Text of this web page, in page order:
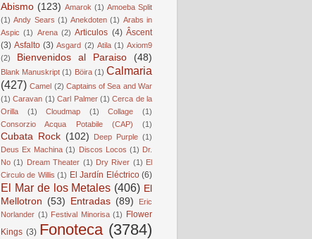
Abismo (123) Amarok (1) Amoeba Split
(1) Andy Sears (1) Anekdoten (1) Arabs in
Aspic (1) Arena (2) Articulos (4) Âscent
(3) Asfalto (3) Asgard (2) Atila (1) Axiom9
(2)
Bienvenidos al Paraiso (48)
Blank Manuskript (1) Böira (1) Calmaria
(427) Camel (2) Captains of Sea and War
(1) Caravan (1) Carl Palmer (1) Cerca de la
Orilla
(1) Cloudmap (1) Collage
(1)
Consorzio Acqua Potabile (CAP)
(1)
Cubata Rock (102) Deep Purple (1)
Deus Ex Machina (1) Discos Locos (1) Dr.
No (1) Dream Theater (1) Dry River (1) El
Circulo de Willis (1) El Jardín Eléctrico (6)
El Mar de los Metales (406) El
Mellotron (53) Entradas (89)
Eric
Norlander (1) Festival Minorisa (1) Flower
Kings (3) Fonoteca (3784)